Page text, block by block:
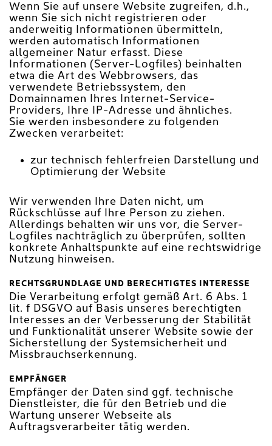
Wenn Sie auf unsere Website zugreifen, d.h.,
wenn Sie sich nicht registrieren oder
anderweitig Informationen übermitteln,
werden automatisch Informationen
allgemeiner Natur erfasst. Diese
Informationen (Server-Logfiles) beinhalten
etwa die Art des Webbrowsers, das
verwendete Betriebssystem, den
Domainnamen Ihres Internet-Service-
Providers, Ihre IP-Adresse und ähnliches.
Sie werden insbesondere zu folgenden
Zwecken verarbeitet:
zur technisch fehlerfreien Darstellung und
Optimierung der Website
Wir verwenden Ihre Daten nicht, um
Rückschlüsse auf Ihre Person zu ziehen.
Allerdings behalten wir uns vor, die Server-
Logfiles nachträglich zu überprüfen, sollten
konkrete Anhaltspunkte auf eine rechtswidrige
Nutzung hinweisen.
RECHTSGRUNDLAGE UND BERECHTIGTES INTERESSE
Die Verarbeitung erfolgt gemäß Art. 6 Abs. 1
lit. f DSGVO auf Basis unseres berechtigten
Interesses an der Verbesserung der Stabilität
und Funktionalität unserer Website sowie der
Sicherstellung der Systemsicherheit und
Missbrauchserkennung.
EMPFÄNGER
Empfänger der Daten sind ggf. technische
Dienstleister, die für den Betrieb und die
Wartung unserer Webseite als
Auftragsverarbeiter tätig werden.